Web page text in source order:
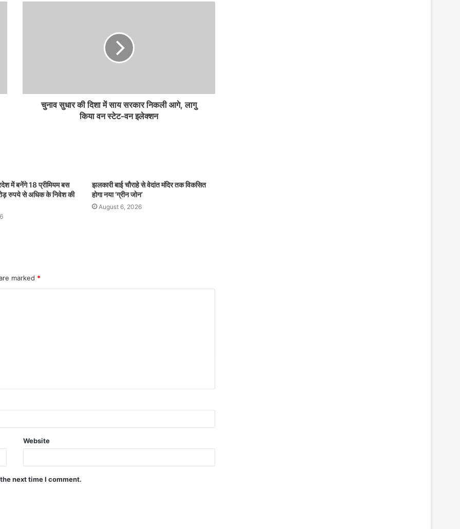
चुनाव सुधार की दिशा में साय सरकार निकली आगे, लागु
किया वन स्टेट-वन इलेक्शन
में बनेंगे 18 प्रीमियम बस
रुपये से अधिक के निवेश की
झलकारी बाई चौराहे से वेदांत मंदिर तक विकसित
होगा नया ‘ग्रीन जोन’
August 6, 2026
marked *
Website
next time I comment.